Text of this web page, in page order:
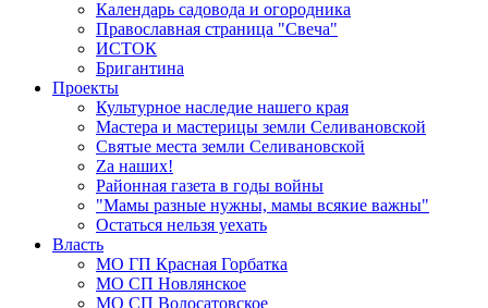
Календарь садовода и огородника
Православная страница "Свеча"
ИСТОК
Бригантина
Проекты
Культурное наследие нашего края
Мастера и мастерицы земли Селивановской
Святые места земли Селивановской
Zа наших!
Районная газета в годы войны
"Мамы разные нужны, мамы всякие важны"
Остаться нельзя уехать
Власть
МО ГП Красная Горбатка
МО СП Новлянское
МО СП Волосатовское